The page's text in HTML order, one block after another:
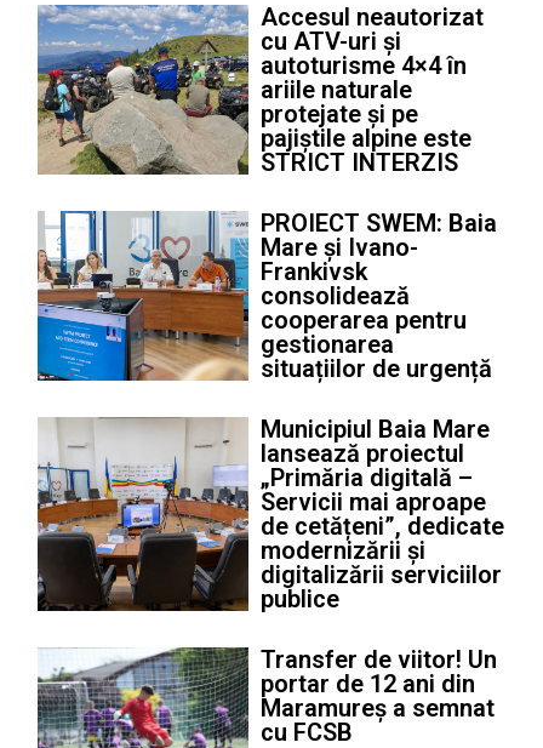
Accesul neautorizat
cu ATV-uri și
autoturisme 4×4 în
ariile naturale
protejate și pe
pajiștile alpine este
STRICT INTERZIS
PROIECT SWEM: Baia
Mare și Ivano-
Frankivsk
consolidează
cooperarea pentru
gestionarea
situațiilor de urgență
Municipiul Baia Mare
lansează proiectul
„Primăria digitală –
Servicii mai aproape
de cetățeni”, dedicate
modernizării și
digitalizării serviciilor
publice
Transfer de viitor! Un
portar de 12 ani din
Maramureș a semnat
cu FCSB